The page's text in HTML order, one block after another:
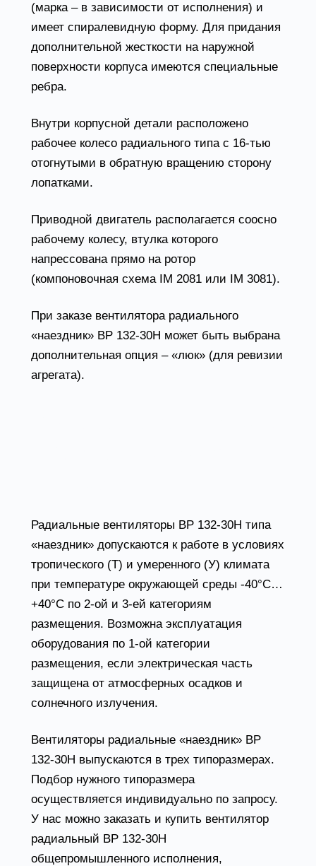
(марка – в зависимости от исполнения) и
имеет спиралевидную форму. Для придания
дополнительной жесткости на наружной
поверхности корпуса имеются специальные
ребра.
Внутри корпусной детали расположено
рабочее колесо радиального типа с 16-тью
отогнутыми в обратную вращению сторону
лопатками.
Приводной двигатель располагается соосно
рабочему колесу, втулка которого
напрессована прямо на ротор
(компоновочная схема IM 2081 или IM 3081).
При заказе вентилятора радиального
«наездник» ВР 132-30Н может быть выбрана
дополнительная опция – «люк» (для ревизии
агрегата).
Радиальные вентиляторы ВР 132-30Н типа
«наездник» допускаются к работе в условиях
тропического (Т) и умеренного (У) климата
при температуре окружающей среды -40°С…
+40°С по 2-ой и 3-ей категориям
размещения. Возможна эксплуатация
оборудования по 1-ой категории
размещения, если электрическая часть
защищена от атмосферных осадков и
солнечного излучения.
Вентиляторы радиальные «наездник» ВР
132-30Н выпускаются в трех типоразмерах.
Подбор нужного типоразмера
осуществляется индивидуально по запросу.
У нас можно заказать и купить вентилятор
радиальный ВР 132-30Н
общепромышленного исполнения,